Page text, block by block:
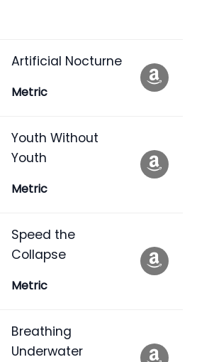
Artificial Nocturne
Metric
Youth Without
Youth
Metric
Speed the
Collapse
Metric
Breathing
Underwater